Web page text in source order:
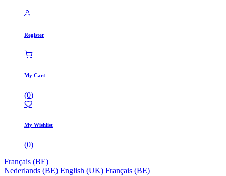
Register
My Cart
(0)
My Wishlist
(0)
Français (BE)
Nederlands (BE) English (UK) Français (BE)